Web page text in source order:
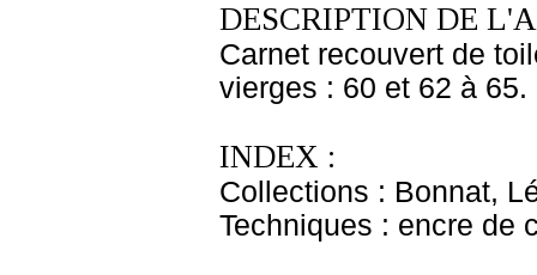
DESCRIPTION DE
Carnet recouvert de
vierges : 60 et 62 à
INDEX :
Collections : Bonnat,
Techniques : encre de